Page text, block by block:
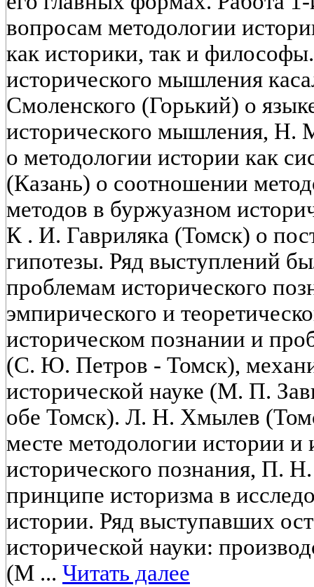
вопросам методологии
как историки, так и
исторического мышления
Смоленского (Горький) о
исторического мышления, Н.
о методологии истории как
(Казань) о соотношении
методов в буржуазном
К . И. Гавриляка (Томск) о
гипотезы. Ряд выступлений
проблемам исторического
эмпирического и
историческом познании и
(С. Ю. Петров - Томск),
исторической науке (М. П.
обе Томск). Л. Н. Хмылев
месте методологии истории и
исторического познания, П.
принципе историзма в
истории. Ряд выступавших
исторической науки:
(М ... Читать далее